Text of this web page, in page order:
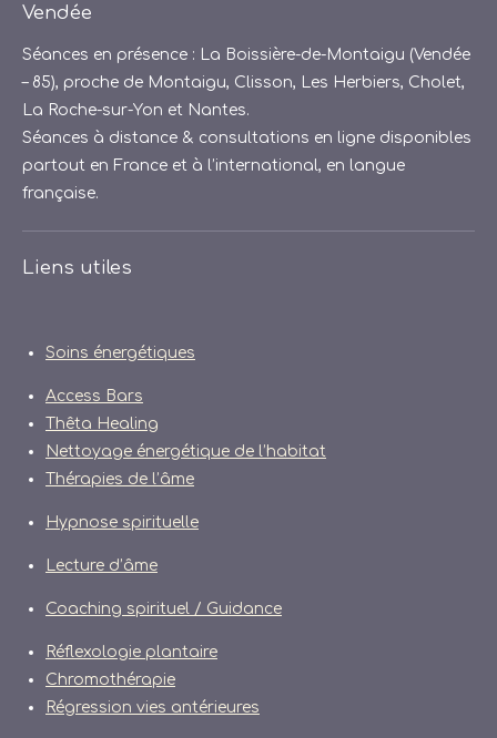
Vendée
Séances en présence : La Boissière-de-Montaigu (Vendée
– 85), proche de Montaigu, Clisson, Les Herbiers, Cholet,
La Roche-sur-Yon et Nantes.
Séances à distance & consultations en ligne disponibles
partout en France et à l’international, en langue
française.
Liens utiles
Soins énergétiques
Access Bars
Thêta Healing
Nettoyage énergétique de l’habitat
Thérapies de l’âme
Hypnose spirituelle
Lecture d’âme
Coaching spirituel / Guidance
Réflexologie plantaire
Chromothérapie
Régression vies antérieures